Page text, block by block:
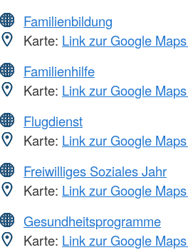
Familienbildung
Karte: Link zur Google
Familienhilfe
Karte: Link zur Google
Flugdienst
Karte: Link zur Google
Freiwilliges Soziales Jahr
Karte: Link zur Google
Gesundheitsprogramme
Karte: Link zur Google